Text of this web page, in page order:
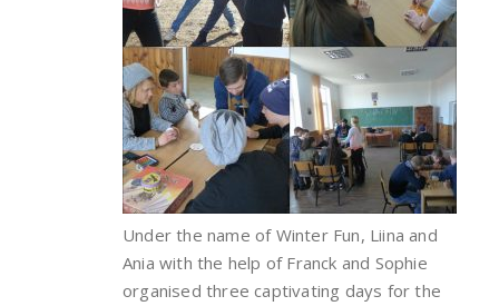
Under the name of Winter Fun, Liina and
Ania with the help of Franck and Sophie
organised three captivating days for the